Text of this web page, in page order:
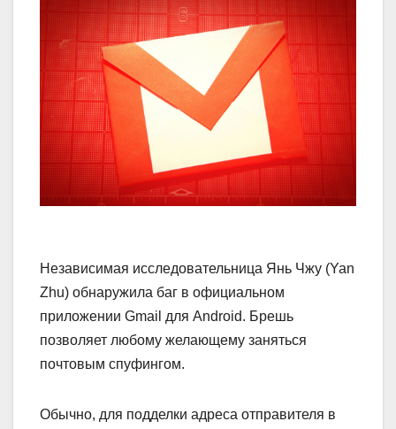
Независимая исследовательница Янь Чжу (Yan
Zhu) обнаружила баг в официальном
приложении Gmail для Android. Брешь
позволяет любому желающему заняться
почтовым спуфингом.
Обычно, для подделки адреса отправителя в